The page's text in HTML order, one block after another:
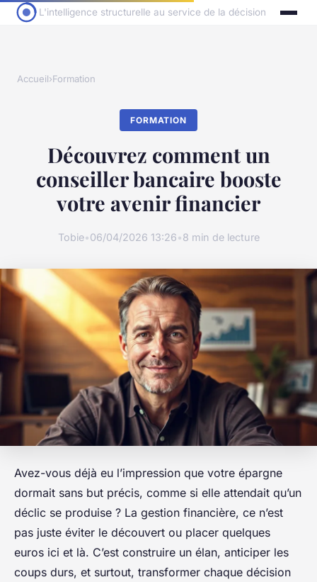
L'intelligence structurelle au service de la décision
Accueil›Formation
FORMATION
Découvrez comment un
conseiller bancaire booste
votre avenir financier
Tobie•06/04/2026 13:26•8 min de lecture
Avez-vous déjà eu l’impression que votre épargne
dormait sans but précis, comme si elle attendait qu’un
déclic se produise ? La gestion financière, ce n’est
pas juste éviter le découvert ou placer quelques
euros ici et là. C’est construire un élan, anticiper les
coups durs, et surtout, transformer chaque décision